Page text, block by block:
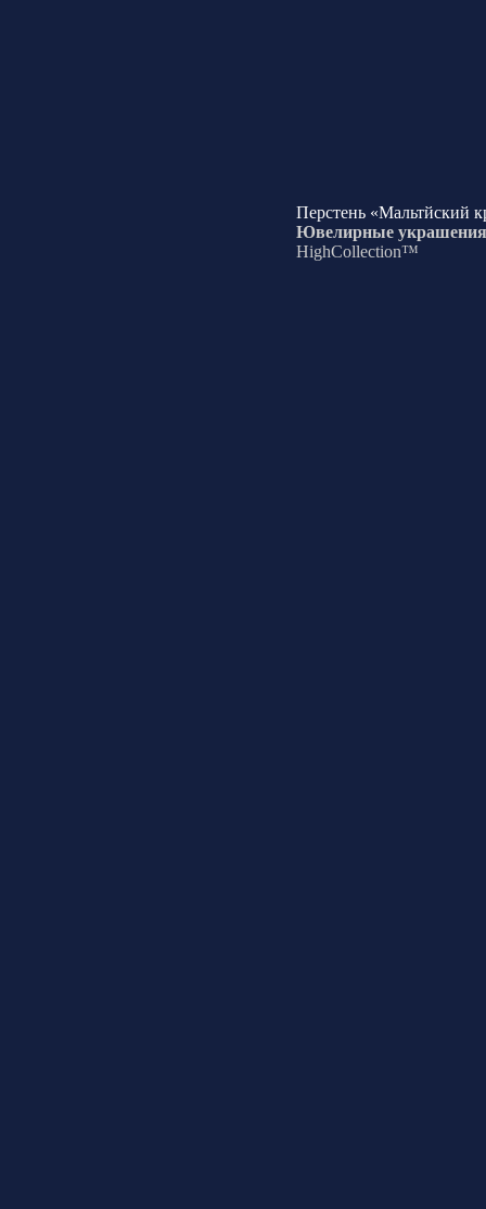
Перстень «Мальтйский
Ювелирные украшения
HighCollection™